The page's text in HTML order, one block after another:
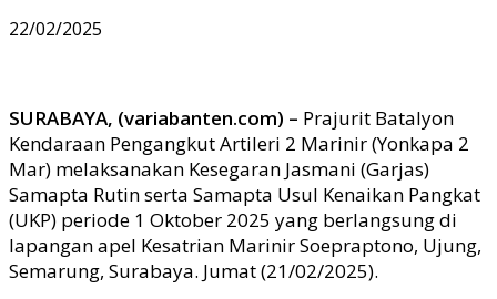
22/02/2025
SURABAYA, (variabanten.com) – Prajurit Batalyon
Kendaraan Pengangkut Artileri 2 Marinir (Yonkapa 2
Mar) melaksanakan Kesegaran Jasmani (Garjas)
Samapta Rutin serta Samapta Usul Kenaikan Pangkat
(UKP) periode 1 Oktober 2025 yang berlangsung di
lapangan apel Kesatrian Marinir Soepraptono, Ujung,
Semarung, Surabaya. Jumat (21/02/2025).